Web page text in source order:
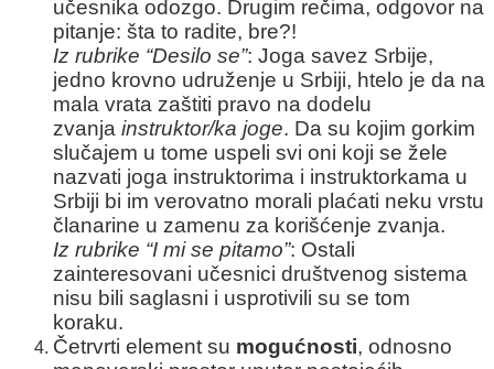
učesnika odozgo. Drugim rečima, odgovor na
pitanje: šta to radite, bre?!
Iz rubrike “Desilo se”: Joga savez Srbije,
jedno krovno udruženje u Srbiji, htelo je da na
mala vrata zaštiti pravo na dodelu
zvanja instruktor/ka joge. Da su kojim gorkim
slučajem u tome uspeli svi oni koji se žele
nazvati joga instruktorima i instruktorkama u
Srbiji bi im verovatno morali plaćati neku vrstu
članarine u zamenu za korišćenje zvanja.
Iz rubrike “I mi se pitamo”: Ostali
zainteresovani učesnici društvenog sistema
nisu bili saglasni i usprotivili su se tom
koraku.
Četrvrti element su mogućnosti, odnosno